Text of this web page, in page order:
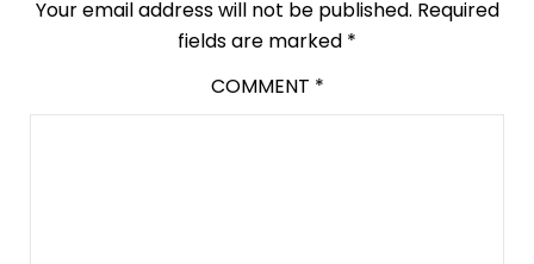
Your email address will not be published. Required
fields are marked *
COMMENT *